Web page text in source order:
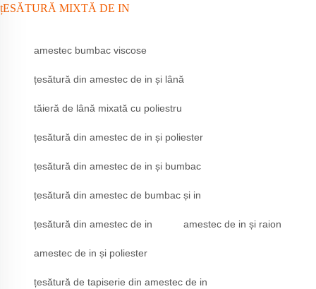
țESĂTURĂ MIXTĂ DE IN
amestec bumbac viscose
țesătură din amestec de in și lână
tăieră de lână mixată cu poliestru
țesătură din amestec de in și poliester
țesătură din amestec de in și bumbac
țesătură din amestec de bumbac și in
țesătură din amestec de in amestec de in și raion
amestec de in și poliester
țesătură de tapiserie din amestec de in